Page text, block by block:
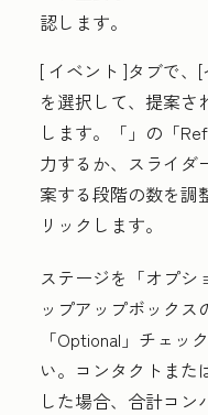
認します。
[ イベント ]タブで、[
を選択して、提案さ
します。「 」の「
力するか、 スライダ
案する段階の数を調
リックします。
ステージを「オプシ
ップアップボックス
「Optional 」チェッ
い。コンタクトまた
した場合、合計コン